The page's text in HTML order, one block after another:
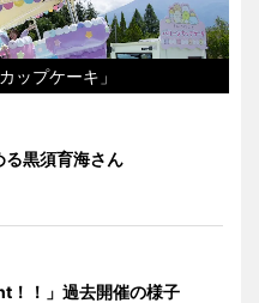
ップケーキ」
る黒須育海さん
！！」過去開催の様子